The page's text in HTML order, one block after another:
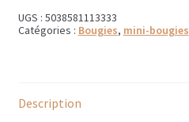
Sachets parfumés
Savons solides et liquides
UGS : 5038581113333
Catégories : Bougies, mini-bougies
Description